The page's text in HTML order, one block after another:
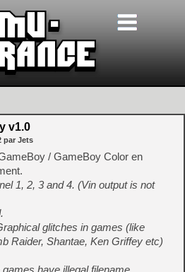
v1.0
par Jets
/ GameBoy Color en
1, 2, 3 and 4. (Vin output is not
glitches in games (like
Raider, Shantae, Ken Griffey etc)
have illegal filename